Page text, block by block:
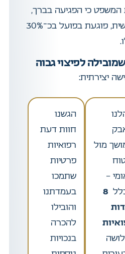
כי הפגיעה בברך,
יחד עם ההשפעה הנפשית, פוגעת בפועל בכ־30%
לפיצוי גבוה
יצירתית:
מול
–
8
הגשנו
חוות דעת
רפואיות
פרטיות
שתמכו
בעמדתנו
והובילו
להכרה
בנכויות